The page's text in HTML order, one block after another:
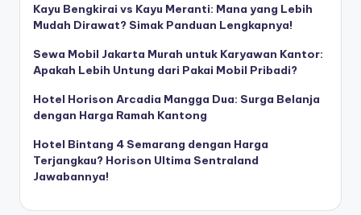
Kayu Bengkirai vs Kayu Meranti: Mana yang Lebih
Mudah Dirawat? Simak Panduan Lengkapnya!
Sewa Mobil Jakarta Murah untuk Karyawan Kantor:
Apakah Lebih Untung dari Pakai Mobil Pribadi?
Hotel Horison Arcadia Mangga Dua: Surga Belanja
dengan Harga Ramah Kantong
Hotel Bintang 4 Semarang dengan Harga
Terjangkau? Horison Ultima Sentraland
Jawabannya!